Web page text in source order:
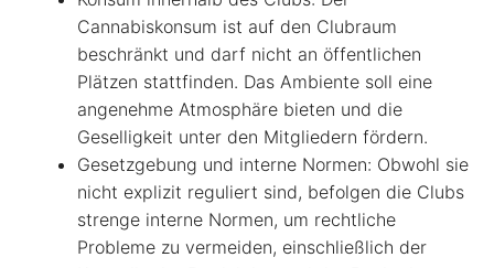
Cannabiskonsum ist auf den Clubraum
beschränkt und darf nicht an öffentlichen
Plätzen stattfinden. Das Ambiente soll eine
angenehme Atmosphäre bieten und die
Geselligkeit unter den Mitgliedern fördern.
Gesetzgebung und interne Normen: Obwohl sie
nicht explizit reguliert sind, befolgen die Clubs
strenge interne Normen, um rechtliche
Probleme zu vermeiden, einschließlich der